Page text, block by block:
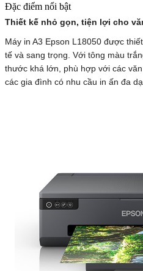
Đặc điểm nổi bật
Thiết kế nhỏ gọn, tiện lợi cho
Máy in A3 Epson L18050 được
tế và sang trọng. Với tông màu
thước khá lớn, phù hợp với các
các gia đình có nhu cầu in ấn đa